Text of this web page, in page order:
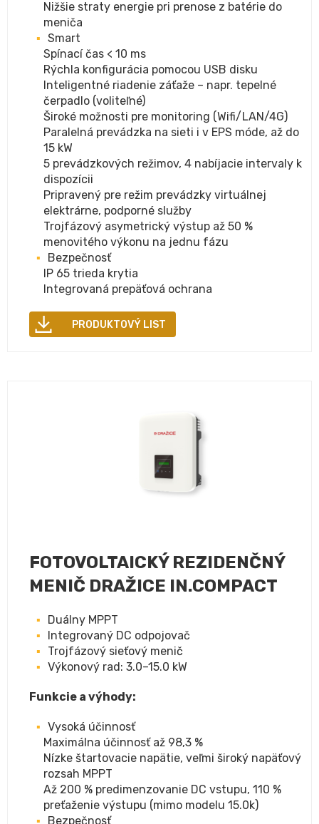
Nižšie straty energie pri prenose z batérie do
meniča
Smart
Spínací čas < 10 ms
Rýchla konfigurácia pomocou USB disku
Inteligentné riadenie záťaže – napr. tepelné
čerpadlo (voliteľné)
Široké možnosti pre monitoring (Wifi/LAN/4G)
Paralelná prevádzka na sieti i v EPS móde, až do
15 kW
5 prevádzkových režimov, 4 nabíjacie intervaly k
dispozícii
Pripravený pre režim prevádzky virtuálnej
elektrárne, podporné služby
Trojfázový asymetrický výstup až 50 %
menovitého výkonu na jednu fázu
Bezpečnosť
IP 65 trieda krytia
Integrovaná prepäťová ochrana
PRODUKTOVÝ LIST
FOTOVOLTAICKÝ REZIDENČNÝ
MENIČ DRAŽICE IN.COMPACT
Duálny MPPT
Integrovaný DC odpojovač
Trojfázový sieťový menič
Výkonový rad: 3.0–15.0 kW
Funkcie a výhody:
Vysoká účinnosť
Maximálna účinnosť až 98,3 %
Nízke štartovacie napätie, veľmi široký napäťový
rozsah MPPT
Až 200 % predimenzovanie DC vstupu, 110 %
preťaženie výstupu (mimo modelu 15.0k)
Bezpečnosť